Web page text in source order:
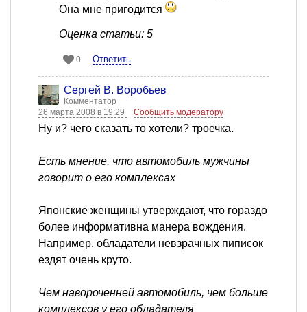
Она мне пригодится
Оценка статьи: 5
0 Ответить
Сергей В. Воробьев
Комментатор
26 марта 2008 в 19:29
Сообщить модератору
Ну и? чего сказать то хотели? троечка.
Есть мнение, что автомобиль мужчины
говорит о его комплексах
Японские женщины утверждают, что гораздо
более информативна манера вождения.
Например, обладатели невзрачных пиписок
ездят очень круто.
Чем навороченней автомобиль, чем больше
комплексов у его обладателя